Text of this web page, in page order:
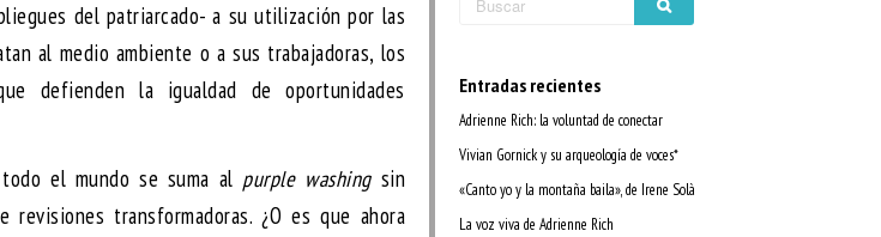
del patriarcado- a su utilización por las
al medio ambiente o a sus trabajadoras, los
defienden la igualdad de oportunidades
el mundo se suma al purple washingsin
transformadoras. ¿O es que ahora
Entradas recientes
Adrienne Rich: la voluntad de conectar
Vivian Gornick y su arqueología de voces*
«Canto yo y la montaña baila», de Irene Solà
La voz viva de Adrienne Rich